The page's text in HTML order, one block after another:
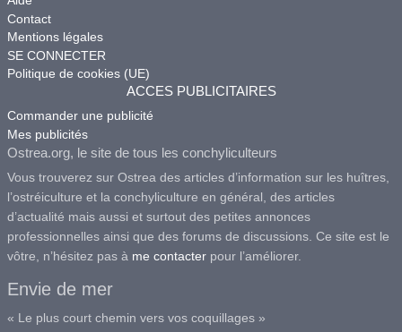
Contact
Mentions légales
SE CONNECTER
Politique de cookies (UE)
ACCES PUBLICITAIRES
Commander une publicité
Mes publicités
Ostrea.org, le site de tous les conchyliculteurs
Vous trouverez sur Ostrea des articles d’information sur les huîtres,
l’ostréiculture et la conchyliculture en général, des articles
d’actualité mais aussi et surtout des petites annonces
professionnelles ainsi que des forums de discussions. Ce site est le
vôtre, n’hésitez pas à me contacter pour l’améliorer.
Envie de mer
« Le plus court chemin vers vos coquillages »